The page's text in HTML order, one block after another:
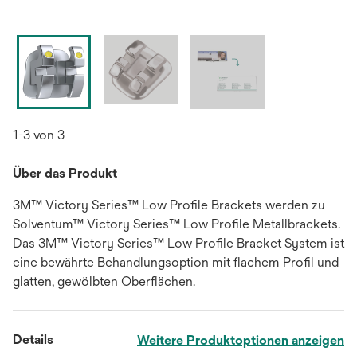
1-3 von 3
Über das Produkt
3M™ Victory Series™ Low Profile Brackets werden zu
Solventum™ Victory Series™ Low Profile Metallbrackets.
Das 3M™ Victory Series™ Low Profile Bracket System ist
eine bewährte Behandlungsoption mit flachem Profil und
glatten, gewölbten Oberflächen.
Details Weitere Produktoptionen anzeigen